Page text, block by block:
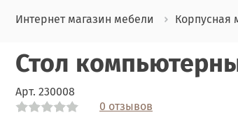
Интернет магазин мебели Корпусная
Стол
Арт. 230008
0 отзывов